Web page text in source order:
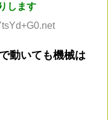
します
動いても機械は